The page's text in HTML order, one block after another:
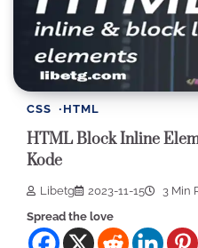
CSS HTML
HTML Block Inline
Kode
Libetg 2023-11-15 3 Min
Spread the love